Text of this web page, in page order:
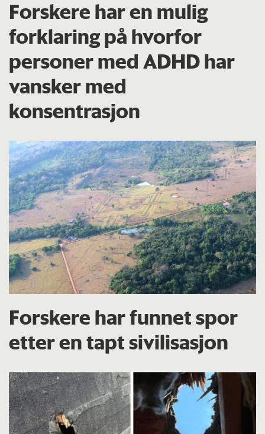
Forskere har en mulig
forklaring på hvorfor
personer med ADHD har
vansker med
konsentrasjon
Forskere har funnet spor
etter en tapt sivilisasjon